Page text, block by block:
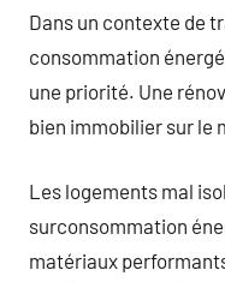
Dans un contexte de
consommation
une priorité. Une
bien immobilier sur le
Les logements mal
surconsommation
matériaux